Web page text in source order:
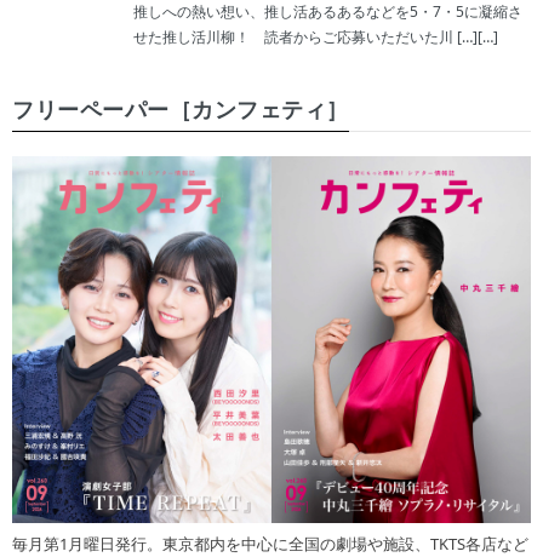
推しへの熱い想い、推し活あるあるなどを5・7・5に凝縮さ
せた推し活川柳！ 読者からご応募いただいた川 […][…]
フリーペーパー［カンフェティ］
毎月第1月曜日発行。東京都内を中心に全国の劇場や施設、TKTS各店など